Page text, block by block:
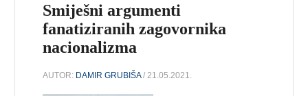
Smiješni argumenti
fanatiziranih zagovornika
nacionalizma
AUTOR: DAMIR GRUBIŠA/ 21.05.2021.